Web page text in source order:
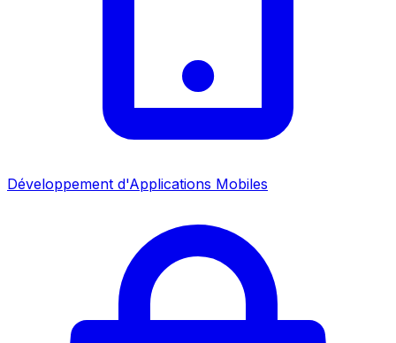
Développement d'Applications Mobiles